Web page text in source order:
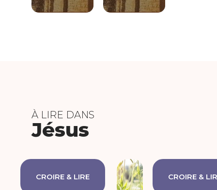
À LIRE DANS
Jésus
CROIRE & LIRE CROIRE &